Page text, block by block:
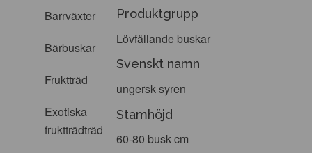
Barrväxter
Bärbuskar
Fruktträd
Exotiska
fruktträdträd
Produktgrupp
Lövfällande buskar
Svenskt namn
ungersk syren
Stamhöjd
60-80 busk cm